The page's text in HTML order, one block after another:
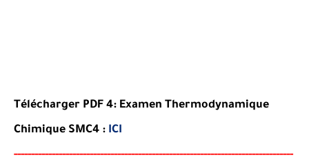
Télécharger PDF 4: Examen Thermodynamique
Chimique SMC4 : ICI
---------------------------------------------------------------------------------